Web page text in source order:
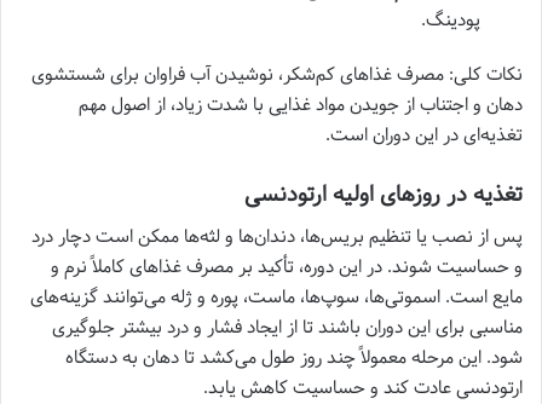
پودینگ.
نکات کلی: مصرف غذاهای کم‌شکر، نوشیدن آب فراوان برای شستشوی
دهان و اجتناب از جویدن مواد غذایی با شدت زیاد، از اصول مهم
تغذیه‌ای در این دوران است.
تغذیه در روزهای اولیه ارتودنسی
پس از نصب یا تنظیم بریس‌ها، دندان‌ها و لثه‌ها ممکن است دچار درد
و حساسیت شوند. در این دوره، تأکید بر مصرف غذاهای کاملاً نرم و
مایع است. اسموتی‌ها، سوپ‌ها، ماست، پوره و ژله می‌توانند گزینه‌های
مناسبی برای این دوران باشند تا از ایجاد فشار و درد بیشتر جلوگیری
شود. این مرحله معمولاً چند روز طول می‌کشد تا دهان به دستگاه
ارتودنسی عادت کند و حساسیت کاهش یابد.